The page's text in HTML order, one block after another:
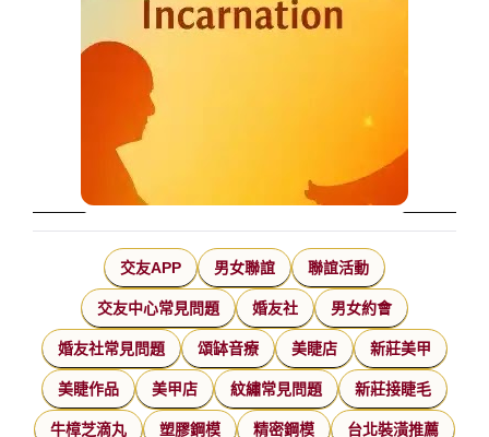
交友APP 男女聯誼 聯誼活動
交友中心常見問題 婚友社 男女約會
婚友社常見問題 頌缽音療 美睫店 新莊美甲
美睫作品 美甲店 紋繡常見問題 新莊接睫毛
牛樟芝滴丸 塑膠鋼模 精密鋼模 台北裝潢推薦